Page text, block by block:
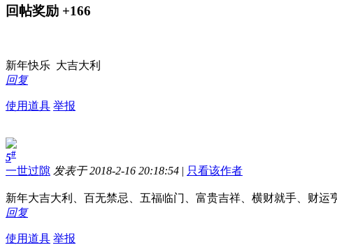
回帖奖励 +166
新年快乐 大吉大利
回复
使用道具 举报
5#
一世过隙 发表于 2018-2-16 20:18:54 | 只看该作者
新年大吉大利、百无禁忌、五福临门、富贵吉祥、横财就手、财运
回复
使用道具 举报